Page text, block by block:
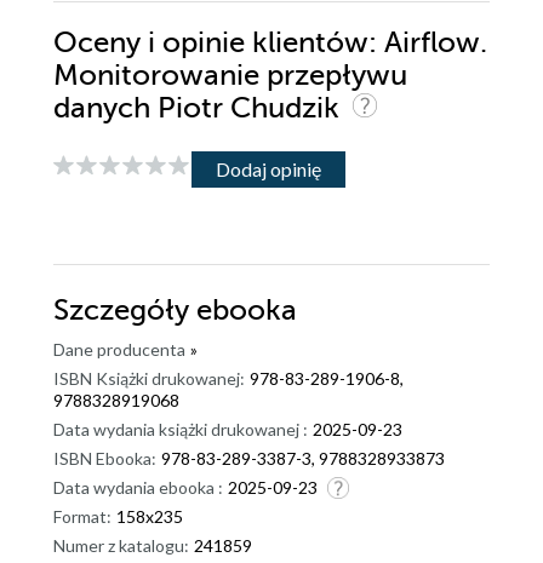
Oceny i opinie klientów: Airflow.
Monitorowanie przepływu
danych Piotr Chudzik
Dodaj opinię
Szczegóły ebooka
Dane producenta »
ISBN Książki drukowanej: 978-83-289-1906-8,
9788328919068
Data wydania książki drukowanej : 2025-09-23
ISBN Ebooka: 978-83-289-3387-3, 9788328933873
Data wydania ebooka : 2025-09-23
Format: 158x235
Numer z katalogu: 241859